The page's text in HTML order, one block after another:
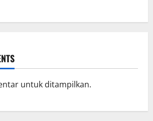
untuk ditampilkan.